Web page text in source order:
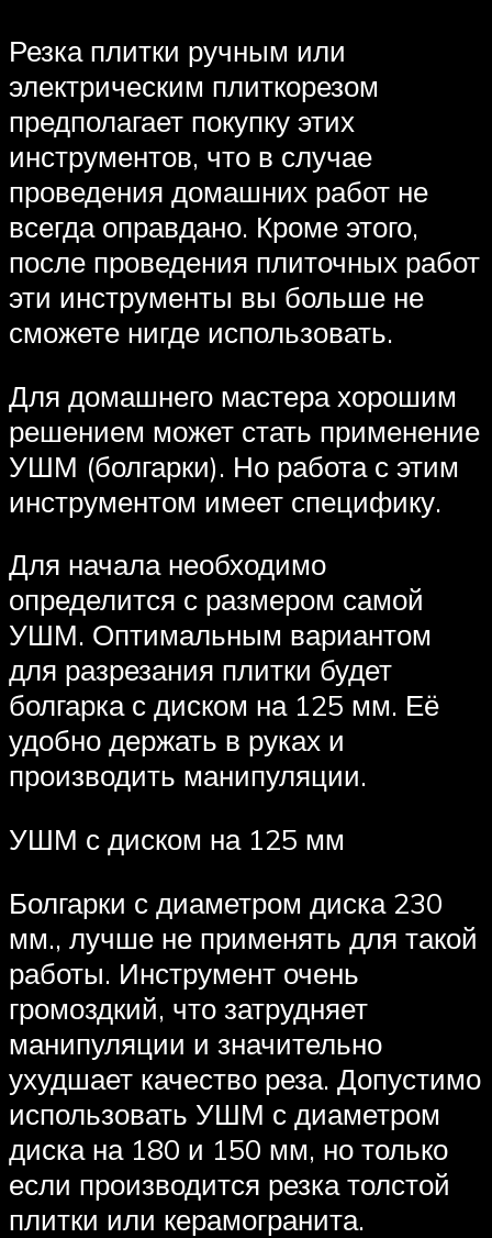
Резка плитки ручным или
электрическим плиткорезом
предполагает покупку этих
инструментов, что в случае
проведения домашних работ не
всегда оправдано. Кроме этого,
после проведения плиточных работ
эти инструменты вы больше не
сможете нигде использовать.
Для домашнего мастера хорошим
решением может стать применение
УШМ (болгарки). Но работа с этим
инструментом имеет специфику.
Для начала необходимо
определится с размером самой
УШМ. Оптимальным вариантом
для разрезания плитки будет
болгарка с диском на 125 мм. Её
удобно держать в руках и
производить манипуляции.
УШМ с диском на 125 мм
Болгарки с диаметром диска 230
мм., лучше не применять для такой
работы. Инструмент очень
громоздкий, что затрудняет
манипуляции и значительно
ухудшает качество реза. Допустимо
использовать УШМ с диаметром
диска на 180 и 150 мм, но только
если производится резка толстой
плитки или керамогранита.